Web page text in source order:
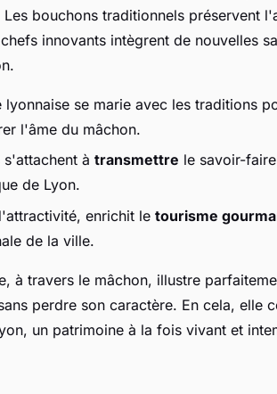
bouchons traditionnels préservent
innovants intègrent de nouvelles
lyonnaise se marie avec les traditions
l'âme du mâchon.
à transmettre le savoir-
de Lyon.
enrichit le tourisme
de la ville.
à travers le mâchon, illustre
perdre son caractère. En cela, elle
un patrimoine à la fois vivant et